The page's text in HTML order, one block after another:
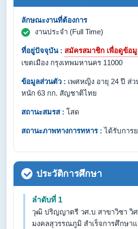
ลักษณะงานที่ต้องการ
งานประจำ (Full Time)
ที่อยู่ปัจจุบัน : สมัครสมาชิก เพื่อดูข้อ
เขตเมือง กรุงเทพมหานคร 11000
ข้อมูลส่วนตัว : เพศหญิง อายุ 24 ปี ส่ว
หนัก 63 กก. สัญชาติไทย
สถานะสมรส : โสด
สถานะภาพทางการทหาร : ได้รับการ
ประวัติการศึกษา
ลำดับที่ 1
วุฒิ ปริญญาตรี วศ.บ สาขาวิชา วิ
มงคลสุวรรณภูมิ สำเร็จการศึกษา